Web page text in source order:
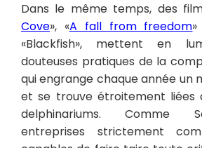
Dans le même temps, des
Cove», «A fall from freedom
«Blackfish», mettent en
douteuses pratiques de la
qui engrange chaque année un
et se trouve étroitement liées
delphinariums. Comme
entreprises strictement